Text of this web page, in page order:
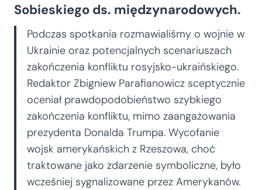
Sobieskiego ds. międzynarodowych.
Podczas spotkania rozmawialiśmy o wojnie w
Ukrainie oraz potencjalnych scenariuszach
zakończenia konfliktu rosyjsko-ukraińskiego.
Redaktor Zbigniew Parafianowicz sceptycznie
oceniał prawdopodobieństwo szybkiego
zakończenia konfliktu, mimo zaangażowania
prezydenta Donalda Trumpa. Wycofanie
wojsk amerykańskich z Rzeszowa, choć
traktowane jako zdarzenie symboliczne, było
wcześniej sygnalizowane przez Amerykanów.